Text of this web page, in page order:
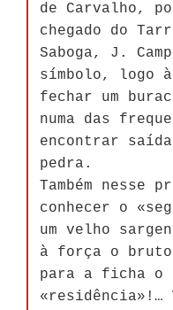
de Carvalho,
chegado do
Saboga, J.
símbolo, logo à
fechar um
numa das
encontrar
pedra.
Também
conhecer o
um velho
à força o
para a ficha o
«residência»!…